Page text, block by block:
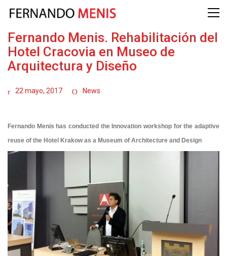
Fernando Menis. Rehabilitación del
Hotel Cracovia en Museo de
Arquitectura y Diseño
22 mayo, 2017 News
Fernando Menis has conducted the Innovation workshop for the adaptive
reuse of the Hotel Krakow as a Museum of Architecture and Design